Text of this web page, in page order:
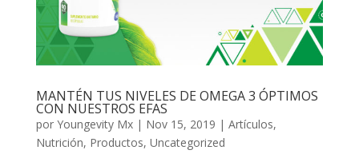
MANTÉN TUS NIVELES DE OMEGA 3 ÓPTIMOS
CON NUESTROS EFAS
por Youngevity Mx| Nov 15, 2019 | Artículos,
Nutrición, Productos, Uncategorized